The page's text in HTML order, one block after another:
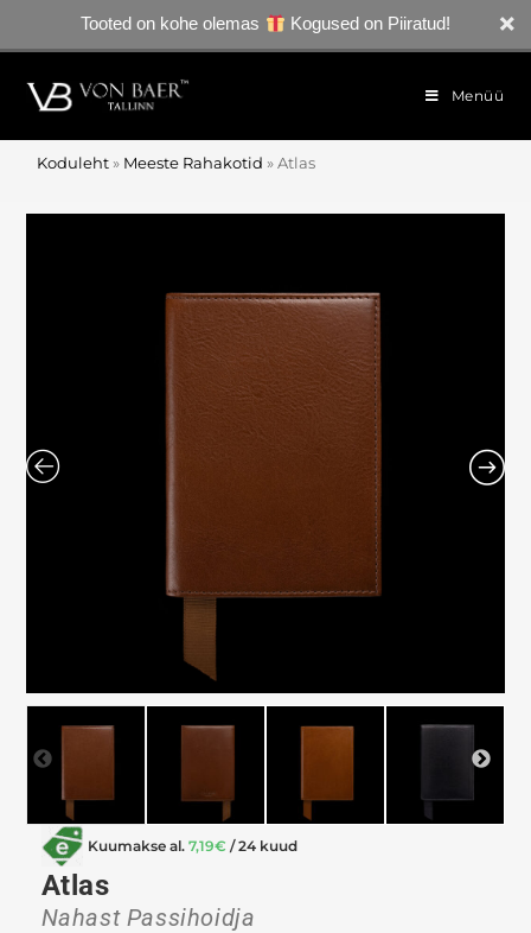
Tooted on kohe olemas Kogused on Piiratud!
Menüü
Koduleht » Meeste Rahakotid »Atlas
Kuumakse al. 7,19€ / 24 kuud
Atlas
Nahast Passihoidja